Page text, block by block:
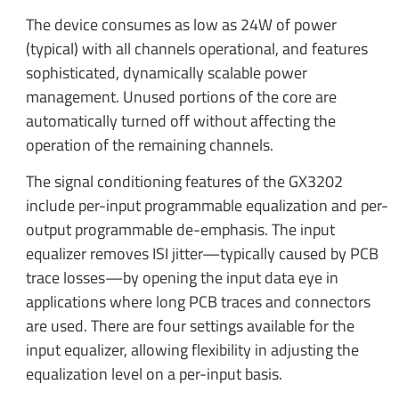
The device consumes as low as 24W of power
(typical) with all channels operational, and features
sophisticated, dynamically scalable power
management. Unused portions of the core are
automatically turned off without affecting the
operation of the remaining channels.
The signal conditioning features of the GX3202
include per-input programmable equalization and per-
output programmable de-emphasis. The input
equalizer removes ISI jitter—typically caused by PCB
trace losses—by opening the input data eye in
applications where long PCB traces and connectors
are used. There are four settings available for the
input equalizer, allowing flexibility in adjusting the
equalization level on a per-input basis.